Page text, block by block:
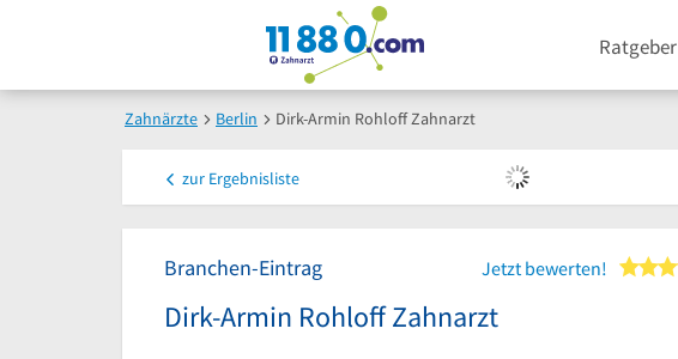
Ratgeber
Zahnärzte Berlin Dirk-Armin Rohloff Zahnarzt
zur Ergebnisliste
Branchen-Eintrag Jetzt bewerten!
Dirk-Armin Rohloff Zahnarzt